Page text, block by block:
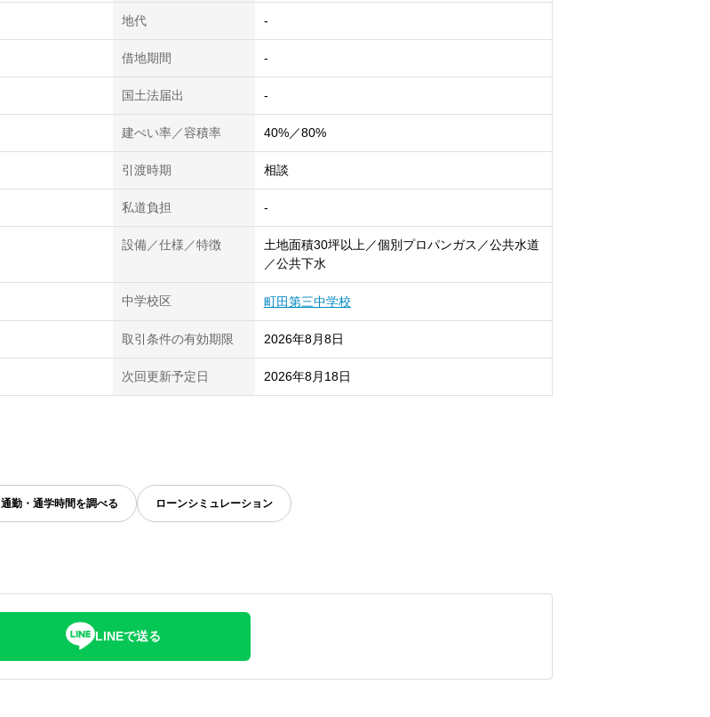
地代 -
借地期間 -
国土法届出 -
建ぺい率／容積率 40%／80%
引渡時期 相談
私道負担 -
設備／仕様／特徴
土地面積30坪以上／個別プロパンガス／公共水道
／公共下水
中学校区 町田第三中学校
取引条件の有効期限 2026年8月8日
次回更新予定日 2026年8月18日
通勤・通学時間を調べる ローンシミュレーション
LINEで送る